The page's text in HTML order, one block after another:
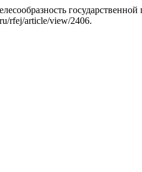
rfej/article/view/2406.